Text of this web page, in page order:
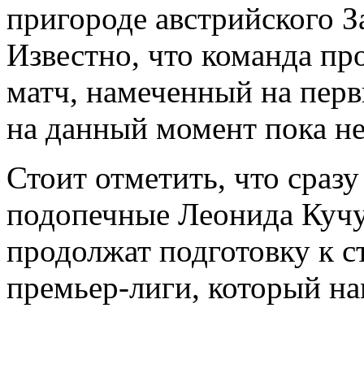
пригороде австрийского
Известно, что команда
матч, намеченный на
на данный момент пока
Стоит отметить, что
подопечные Леонида
продолжат подготовку к
премьер-лиги, который